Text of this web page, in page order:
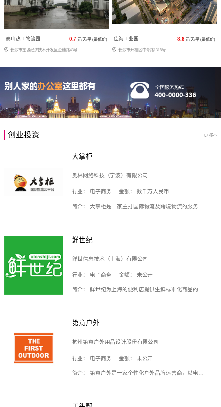
泰山热工物流园 0.7 元/天/平 (最低价)
长沙市望城经济技术开发区金穗路43号
佳海工业园 8.8 元/天/平 (最低价)
长沙市开福区中青路1318号
创业投资 更多>
大掌柜
奥林网络科技（宁波）有限公司
行业： 电子商务 金额： 数千万人民币
简介： 大掌柜是一家主打国际物流及跨境物流的服务云平台，致力于帮助全球国际物流企业在互联网上建立自己的平台，核心产品包括运价通、生意通、业务通、订舱通、招财通等，奥林网络科技（宁波）有限公司旗下产品。
鲜世纪
鲜世信息技术（上海）有限公司
行业： 电子商务 金额： 未公开
简介： 鲜世纪为上海的便利店提供生鲜标准化商品的供应链服务，帮商家解决生鲜采购、运营问题，帮助商家销售。平台提供的商品覆盖果蔬肉类、常温与低温奶制品、冷冻食品、零食饮料、粮油副食、居家洗护等多个品类，上架SKU3000余个。公司建立了近万平方米的仓储场地和物流配送体系，为合作商家提供快速配送服务。
第意户外
杭州第意户外用品设计股份有限公司
行业： 电子商务 金额： 未公开
简介： 第意户外是一家个性化户外品牌运营商，以电子商务为主要载体，主要从事户外产品的设计、生产、销售业务，产品包含冲锋衣、户外鞋、户外背包等。